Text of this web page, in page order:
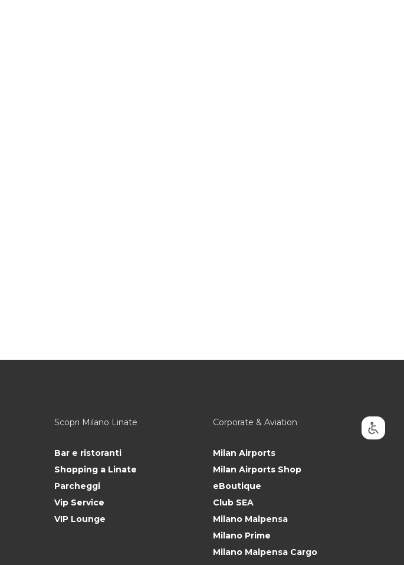
Scopri Milano Linate
Bar e ristoranti
Shopping a Linate
Parcheggi
Vip Service
VIP Lounge
Corporate & Aviation
Milan Airports
Milan Airports Shop
eBoutique
Club SEA
Milano Malpensa
Milano Prime
Milano Malpensa Cargo